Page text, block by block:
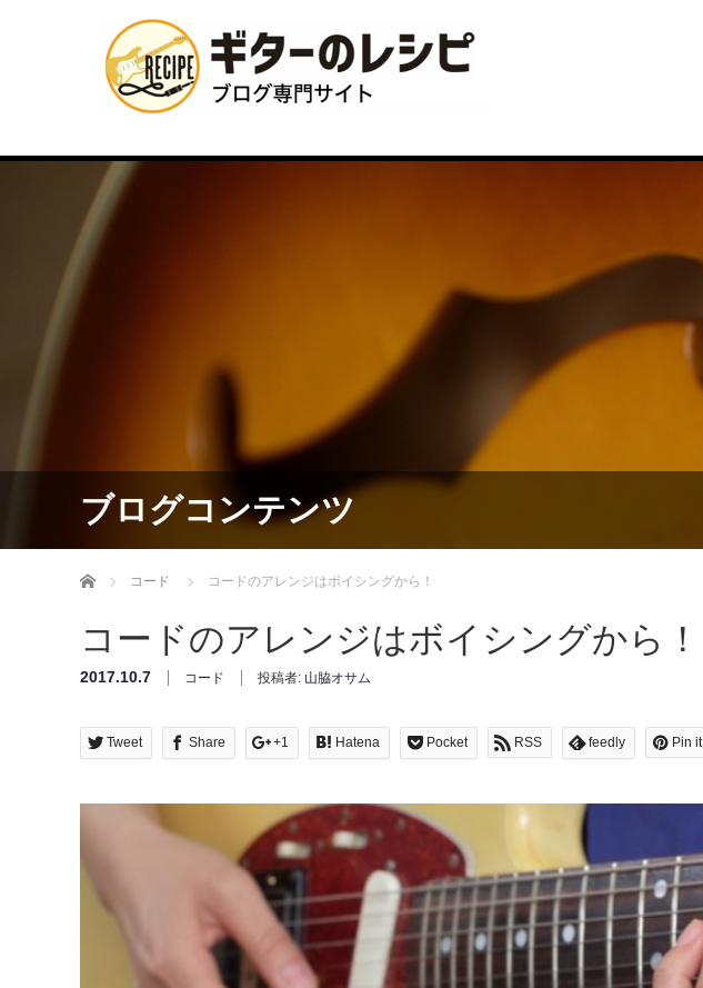
ブログコンテンツ
Home コード コードのアレンジはボイシングから！
コードのアレンジはボイシングから！
2017.10.7 コード 投稿者: 山脇オサム
Tweet Share +1 Hatena Pocket RSS feedly Pin it